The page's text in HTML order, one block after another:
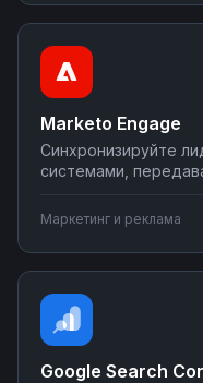
проектами для
Marketo Engage
Синхронизируйте
системами,
отдела продаж.
Engage с другими
программирования
Маркетинг и реклама
Google Search